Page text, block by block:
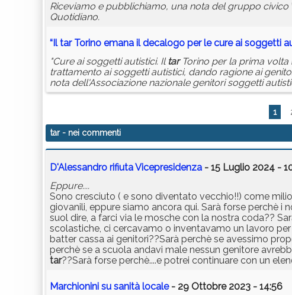
Riceviamo e pubblichiamo, una nota del gruppo
Quotidiano.
“IltarTorino emana il decalogo per le cure ai soggetti
"Cure ai soggetti autistici. Il tarTorino per la prima volta
trattamento ai soggetti autistici, dando ragione ai
nota dell'Associazione nazionale genitori soggetti
1
tar- nei commenti
D'Alessandro rifiuta Vicepresidenza - 15 Luglio 2024 -
Eppure....
Sono cresciuto ( e sono diventato vecchio!!) come
giovanili, eppure siamo ancora qui. Sarà forse perchè
suol dire, a farci via le mosche con la nostra coda??
scolastiche, ci cercavamo o inventavamo un lavoro
batter cassa ai genitori??Sarà perchè se avessimo
perchè se a scuola andavi male nessun genitore
tar??Sarà forse perchè....e potrei continuare con un
Marchionini su sanità locale- 29 Ottobre 2023 - 14:56